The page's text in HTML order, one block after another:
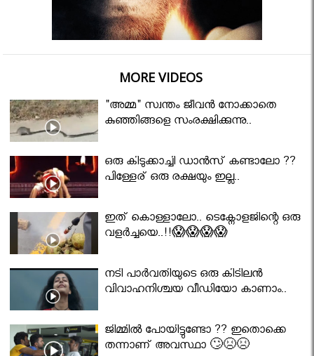
MORE VIDEOS
"അമ്മ" സ്വന്തം ജീവൻ നോക്കാതെ
കുഞ്ഞിങ്ങളെ സംരക്ഷിക്കുന്നു..
ഒരു കിടുക്കാച്ചി ഡാൻസ് കണ്ടാലോ ??
പിള്ളേര് ഒരു രക്ഷയും ഇല്ല..
ഇത് കൊള്ളാലോ.. ടെക്നോളജിന്റെ ഒരു
വളർച്ചയെ..!!😱😱😱😱
നടി പാർവതിയുടെ ഒരു കിടിലൻ
വിവാഹനിശ്ചയ വീഡിയോ കാണാം..
ജിമ്മിൽ പോയിട്ടുണ്ടോ ?? ഇതൊക്കെ
തന്നാണ് അവസ്ഥാ 🙄😣😣